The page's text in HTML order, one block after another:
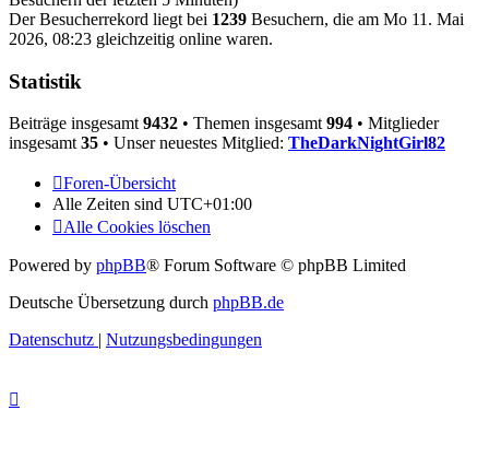
Der Besucherrekord liegt bei 1239 Besuchern, die am Mo 11. Mai
2026, 08:23 gleichzeitig online waren.
Statistik
Beiträge insgesamt 9432 • Themen insgesamt 994 • Mitglieder
insgesamt 35 • Unser neuestes Mitglied: TheDarkNightGirl82
Foren-Übersicht
Alle Zeiten sind UTC+01:00
Alle Cookies löschen
Powered by phpBB® Forum Software © phpBB Limited
Deutsche Übersetzung durch phpBB.de
Datenschutz | Nutzungsbedingungen